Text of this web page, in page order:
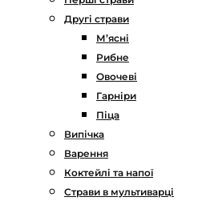
Другі страви
М’ясні
Рибне
Овочеві
Гарніри
Піца
Випічка
Варення
Коктейлі та напої
Страви в мультиварці